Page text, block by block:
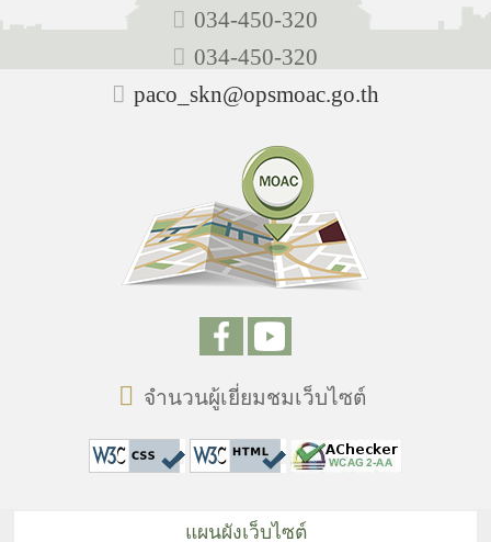
034-450-320
034-450-320
paco_skn@opsmoac.go.th
จำนวนผู้เยี่ยมชมเว็บไซต์
แผนผังเว็บไซต์